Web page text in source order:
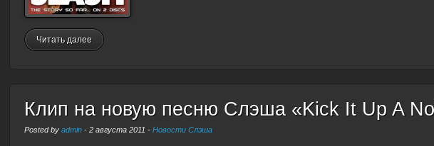
Читать далее
Клип на новую песню Слэша «Kick It Up A
Posted byadmin -2 августа 2011 -Новости Слэша